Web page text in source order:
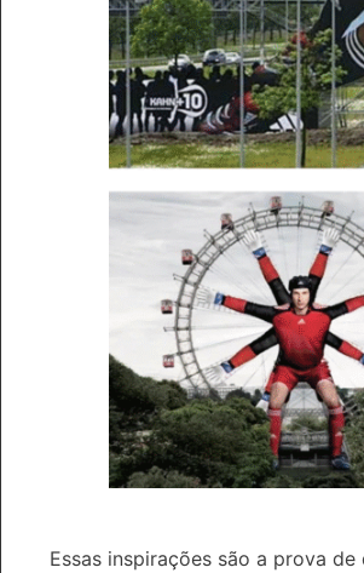
Essas inspirações são a prova